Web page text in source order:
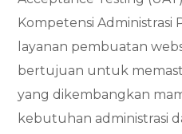
Kompetensi Administrasi
layanan pembuatan
bertujuan untuk
yang dikembangkan
kebutuhan administrasi